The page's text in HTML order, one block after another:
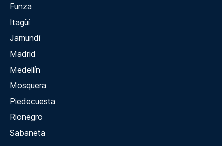
Funza
Itagüí
Jamundí
Madrid
Medellín
Mosquera
Piedecuesta
Rionegro
Sabaneta